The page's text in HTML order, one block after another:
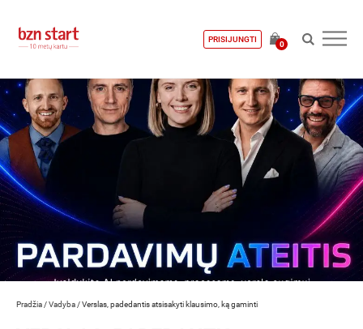
PRISIJUNGTI
0
Pradžia /Vadyba /Verslas, padedantis atsisakyti klausimo, ką gaminti